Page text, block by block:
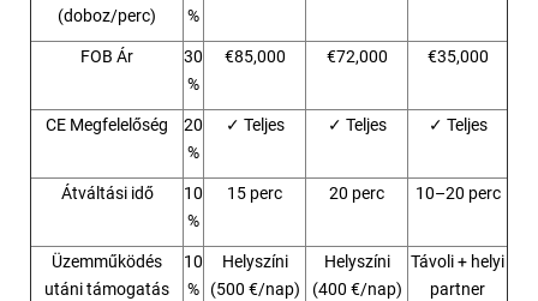
(doboz/perc)
%
FOB Ár
30
%
€85,000 €72,000 €35,000
CE Megfelelőség
20
%
✓ Teljes ✓ Teljes ✓ Teljes
Átváltási idő
10
%
15 perc 20 perc 10–20 perc
Üzemműködés
utáni támogatás
10
%
Helyszíni
(500 €/nap)
Helyszíni
(400 €/nap)
Távoli + helyi
partner